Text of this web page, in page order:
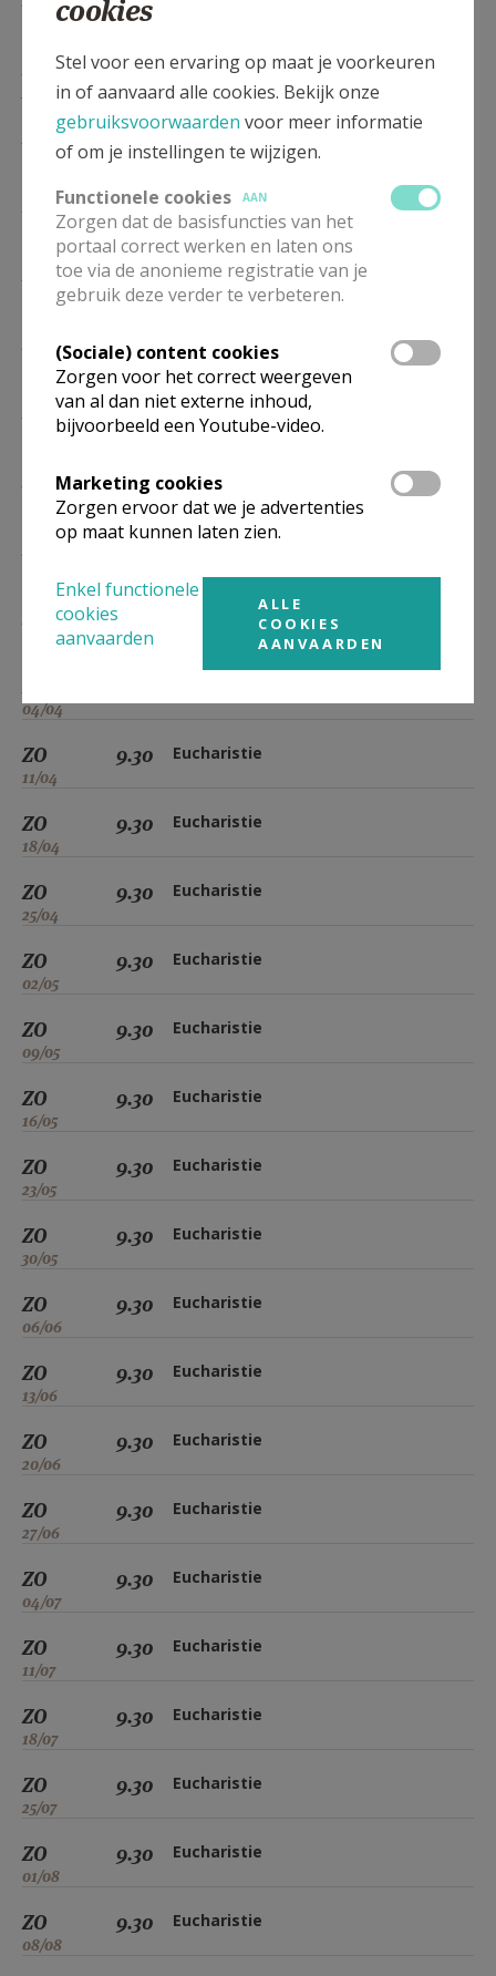
24/01
9.30 Eucharistie
07/02
9.30 Eucharistie
14/02
9.30 Eucharistie
21/02
9.30 Eucharistie
28/02
9.30 Eucharistie
07/03
9.30 Eucharistie
14/03
9.30 Eucharistie
28/03
9.30 Eucharistie
04/04
ZO
11/04
9.30 Eucharistie
ZO
18/04
9.30 Eucharistie
ZO
25/04
9.30 Eucharistie
ZO
02/05
9.30 Eucharistie
ZO
09/05
9.30 Eucharistie
ZO
16/05
9.30 Eucharistie
ZO
23/05
9.30 Eucharistie
ZO
30/05
9.30 Eucharistie
ZO
06/06
9.30 Eucharistie
ZO
13/06
9.30 Eucharistie
ZO
20/06
9.30 Eucharistie
ZO
27/06
9.30 Eucharistie
ZO
04/07
9.30 Eucharistie
ZO
11/07
9.30 Eucharistie
ZO
18/07
9.30 Eucharistie
ZO
25/07
9.30 Eucharistie
ZO
01/08
9.30 Eucharistie
ZO
08/08
9.30 Eucharistie
cookies
Stel voor een ervaring op maat je voorkeuren
in of aanvaard alle cookies. Bekijk onze
gebruiksvoorwaarden voor meer informatie
of om je instellingen te wijzigen.
Functionele cookies
AAN
Zorgen dat de basisfuncties van het
portaal correct werken en laten ons
toe via de anonieme registratie van je
gebruik deze verder te verbeteren.
(Sociale) content cookies
Zorgen voor het correct weergeven
van al dan niet externe inhoud,
bijvoorbeeld een Youtube-video.
Marketing cookies
Zorgen ervoor dat we je advertenties
op maat kunnen laten zien.
Enkel functionele
cookies
aanvaarden
ALLE
COOKIES
AANVAARDEN